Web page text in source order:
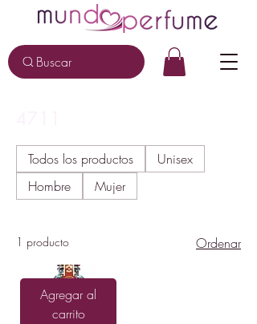
Buscar
Todos los productos
Unisex
Hombre
Mujer
1 producto Ordenar
Agregar al
carrito